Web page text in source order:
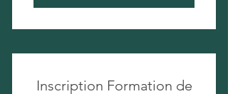
Inscription Formation de